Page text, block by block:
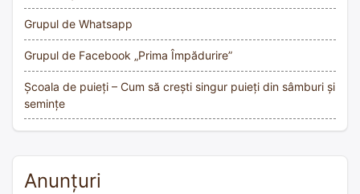
Grupul de Whatsapp
Grupul de Facebook „Prima Împădurire”
Școala de puieți – Cum să crești singur puieți din sâmburi și
semințe
Anunțuri